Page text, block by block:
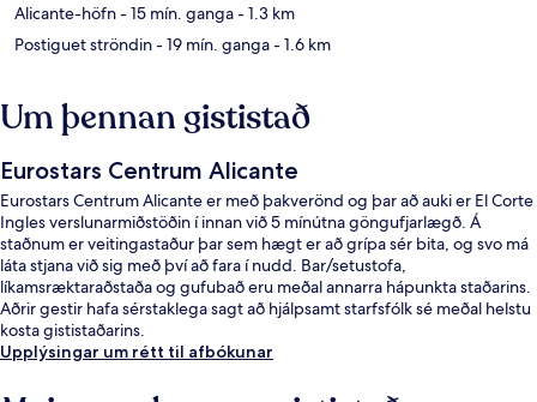
Alicante-höfn- 15 mín. ganga- 1.3 km
Postiguet ströndin- 19 mín. ganga- 1.6 km
Um þennan gististað
Eurostars Centrum Alicante
Eurostars Centrum Alicante er með þakverönd og þar að auki er El Corte
Ingles verslunarmiðstöðin í innan við 5 mínútna göngufjarlægð. Á
staðnum er veitingastaður þar sem hægt er að grípa sér bita, og svo má
láta stjana við sig með því að fara í nudd. Bar/setustofa,
líkamsræktaraðstaða og gufubað eru meðal annarra hápunkta staðarins.
Aðrir gestir hafa sérstaklega sagt að hjálpsamt starfsfólk sé meðal helstu
kosta gististaðarins.
Upplýsingar um rétt til afbókunar